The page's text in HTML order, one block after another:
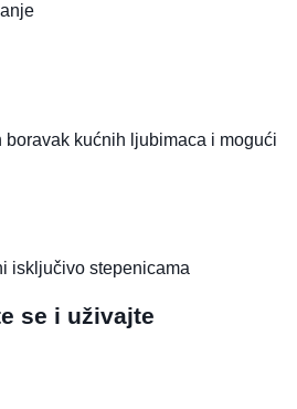
boravak kućnih ljubimaca i mogući
isključivo stepenicama
se i uživajte